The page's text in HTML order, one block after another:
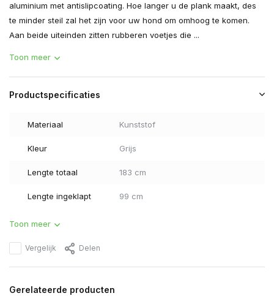
aluminium met antislipcoating. Hoe langer u de plank maakt, des
te minder steil zal het zijn voor uw hond om omhoog te komen.
Aan beide uiteinden zitten rubberen voetjes die ...
Toon meer
Productspecificaties
Materiaal Kunststof
Kleur Grijs
Lengte totaal 183 cm
Lengte ingeklapt 99 cm
Toon meer
Vergelijk Delen
Gerelateerde producten